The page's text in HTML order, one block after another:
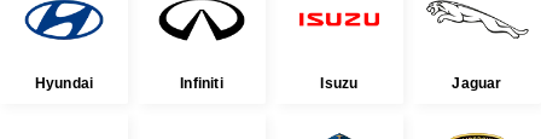
Hyundai Infiniti Isuzu Jaguar